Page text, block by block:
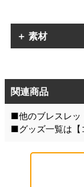
＋ 素材
関連商品
■他のブレスレッ
■グッズ一覧は【